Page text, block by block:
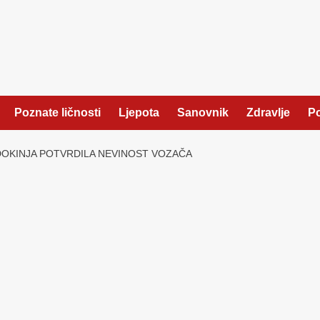
Poznate ličnosti Ljepota Sanovnik Zdravlje
POTVRDILA NEVINOST VOZAČA